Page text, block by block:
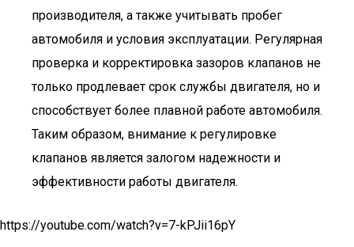
производителя, а также учитывать пробег
автомобиля и условия эксплуатации. Регулярная
проверка и корректировка зазоров клапанов не
только продлевает срок службы двигателя, но и
способствует более плавной работе автомобиля.
Таким образом, внимание к регулировке
клапанов является залогом надежности и
эффективности работы двигателя.
https://youtube.com/watch?v=7-kPJii16pY